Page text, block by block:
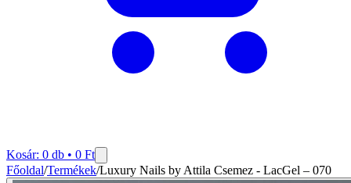
Kosár: 0 db • 0 Ft
Főoldal/Termékek/Luxury Nails by Attila Csemez - LacGel – 070